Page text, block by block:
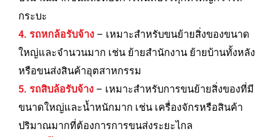
กระบะ
4. รถหกล้อรับจ้าง – เหมาะสำหรับขนย้ายสิ่งของขนาด
ใหญ่และจำนวนมาก เช่น ย้ายสำนักงาน ย้ายบ้านทั้งหลัง
หรือขนส่งสินค้าอุตสาหกรรม
5. รถสิบล้อรับจ้าง – เหมาะสำหรับการขนย้ายสิ่งของที่มี
ขนาดใหญ่และน้ำหนักมาก เช่น เครื่องจักรหรือสินค้า
ปริมาณมากที่ต้องการการขนส่งระยะไกล